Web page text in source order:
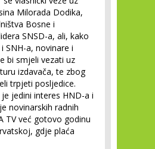
Milorada Dodika,
Bosne i
SNSD-a, ali, kako
SNH-a, novinare i
bi smjeli vezati uz
izdavača, te zbog
trpjeti posljedice.
jedini interes HND-a i
novinarskih radnih
TV već gotovo godinu
gdje plaća